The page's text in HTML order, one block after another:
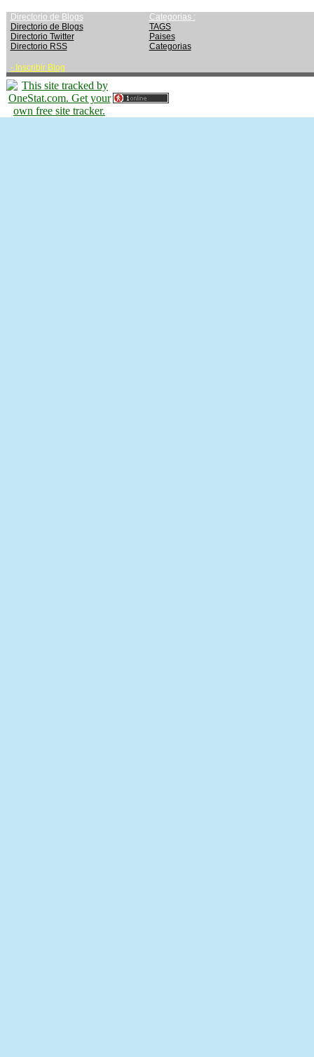
Directorio de Blogs
Directorio de Blogs
Directorio Twitter
Directorio RSS
- Inscribir Blog
Categorias :
TAGS
Paises
Categorias